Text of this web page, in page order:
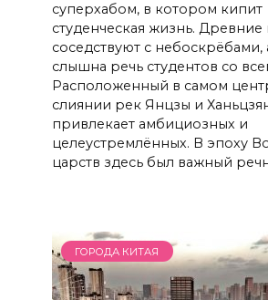
суперхабом, в котором кипит
студенческая жизнь. Древние
соседствуют с небоскрёбами,
слышна речь студентов со
Расположенный в самом
слиянии рек Янцзы и
привлекает амбициозных и
целеустремлённых. В эпоху
царств здесь был важный
ГОРОДА КИТАЯ